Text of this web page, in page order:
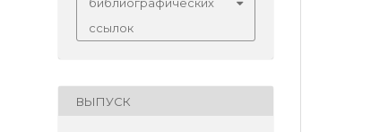
библиографических
ссылок
ВЫПУСК